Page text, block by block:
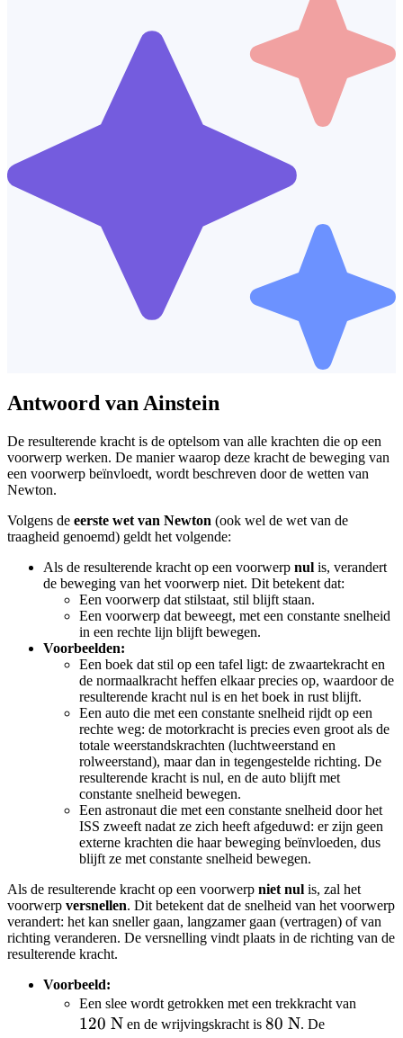
Antwoord van Ainstein
De resulterende kracht is de optelsom van alle krachten die op een
voorwerp werken. De manier waarop deze kracht de beweging van
een voorwerp beïnvloedt, wordt beschreven door de wetten van
Newton.
Volgens de eerste wet van Newton (ook wel de wet van de
traagheid genoemd) geldt het volgende:
Als de resulterende kracht op een voorwerp nul is, verandert
de beweging van het voorwerp niet. Dit betekent dat:
Een voorwerp dat stilstaat, stil blijft staan.
Een voorwerp dat beweegt, met een constante snelheid
in een rechte lijn blijft bewegen.
Voorbeelden:
Een boek dat stil op een tafel ligt: de zwaartekracht en
de normaalkracht heffen elkaar precies op, waardoor de
resulterende kracht nul is en het boek in rust blijft.
Een auto die met een constante snelheid rijdt op een
rechte weg: de motorkracht is precies even groot als de
totale weerstandskrachten (luchtweerstand en
rolweerstand), maar dan in tegengestelde richting. De
resulterende kracht is nul, en de auto blijft met
constante snelheid bewegen.
Een astronaut die met een constante snelheid door het
ISS zweeft nadat ze zich heeft afgeduwd: er zijn geen
externe krachten die haar beweging beïnvloeden, dus
blijft ze met constante snelheid bewegen.
Als de resulterende kracht op een voorwerp niet nul is, zal het
voorwerp versnellen. Dit betekent dat de snelheid van het voorwerp
verandert: het kan sneller gaan, langzamer gaan (vertragen) of van
richting veranderen. De versnelling vindt plaats in de richting van de
resulterende kracht.
Voorbeeld:
Een slee wordt getrokken met een trekkracht van
120 N en de wrijvingskracht is 80
80 N. De